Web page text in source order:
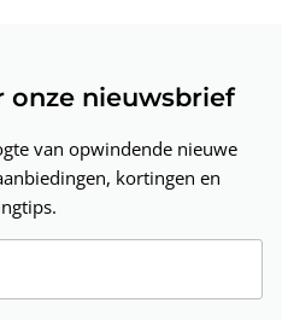
onze nieuwsbrief
van opwindende nieuwe
kortingen en